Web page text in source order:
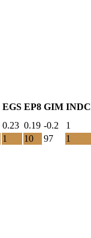
EGS EP8 GIM INDC
0.23 0.19 -0.2
1
1 10 97
1